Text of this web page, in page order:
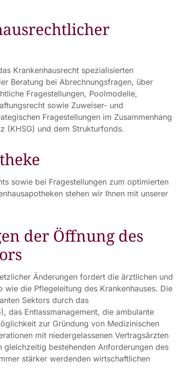
Krankenhausrecht spezialisierten
Beratung bei Abrechnungsfragen, über
Fragestellungen, Poolmodelle,
sowie Zuweiser- und
Fragestellungen im Zusammenhang
(KHSG) und dem Strukturfonds.
sowie bei Fragestellungen zum optimierten
stehen wir Ihnen mit unserer
der Öffnung des
Änderungen fordert die ärztlichen und
wie die Pflegeleitung des Krankenhauses. Die
Sektors durch das
das Entlassmanagement, die ambulante
zur Gründung von Medizinischen
mit niedergelassenen Vertragsärzten
bestehenden Anforderungen des
stärker werdenden wirtschaftlichen